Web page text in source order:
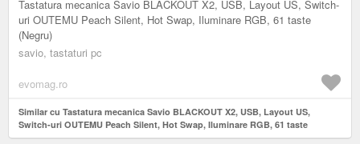
Tastatura mecanica Savio BLACKOUT X2, USB, Layout US, Switch-
uri OUTEMU Peach Silent, Hot Swap, Iluminare RGB, 61 taste
(Negru)
savio, tastaturi pc
evomag.ro
Similar cu Tastatura mecanica Savio BLACKOUT X2, USB, Layout US,
Switch-uri OUTEMU Peach Silent, Hot Swap, Iluminare RGB, 61 taste
(Negru)